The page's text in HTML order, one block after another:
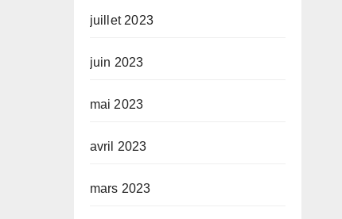
juillet 2023
juin 2023
mai 2023
avril 2023
mars 2023